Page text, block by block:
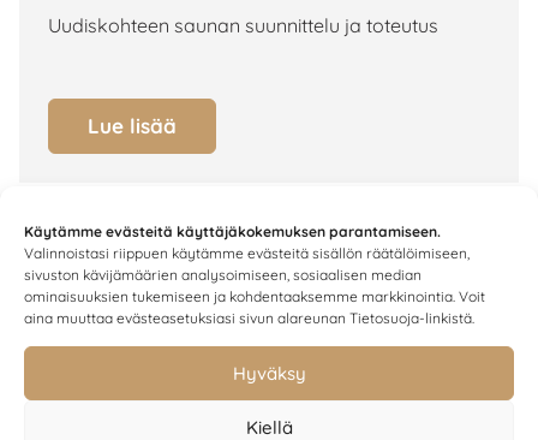
Käytämme evästeitä käyttäjäkokemuksen parantamiseen.
Valinnoistasi riippuen käytämme evästeitä sisällön räätälöimiseen,
sivuston kävijämäärien analysoimiseen, sosiaalisen median
ominaisuuksien tukemiseen ja kohdentaaksemme markkinointia. Voit
aina muuttaa evästeasetuksiasi sivun alareunan Tietosuoja-linkistä.
Hyväksy
Kiellä
Uudiskohteen saunan suunnittelu ja toteutus
Lue lisää